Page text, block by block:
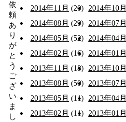
依
頼
あ
り
が
と
う
ご
ざ
い
ま
し
2014年11月 (20) 2014年10月
2014年08月 (29) 2014年07月
2014年05月 (52) 2014年04月
2014年02月 (16) 2014年01月
2013年11月 (18) 2013年10月
2013年08月 (50) 2013年07月
2013年05月 (11) 2013年04月
2013年02月 (11) 2013年01月